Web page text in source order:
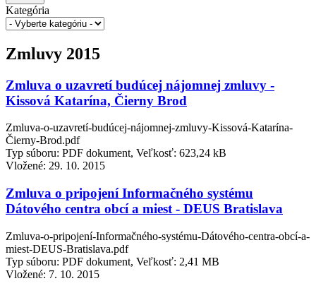
Kategória
Zmluvy 2015
Zmluva o uzavretí budúcej nájomnej zmluvy -
Kissová Katarína, Čierny Brod
Zmluva-o-uzavretí-budúcej-nájomnej-zmluvy-Kissová-Katarína-
Čierny-Brod.pdf
Typ súboru: PDF dokument, Veľkosť: 623,24 kB
Vložené: 29. 10. 2015
Zmluva o pripojení Informačného systému
Dátového centra obcí a miest - DEUS Bratislava
Zmluva-o-pripojení-Informačného-systému-Dátového-centra-obcí-a-
miest-DEUS-Bratislava.pdf
Typ súboru: PDF dokument, Veľkosť: 2,41 MB
Vložené: 7. 10. 2015